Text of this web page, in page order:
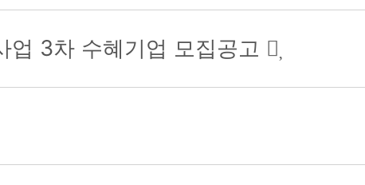
업 3차 수혜기업 모집공고